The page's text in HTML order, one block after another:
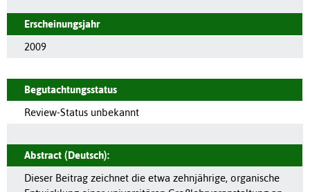
Erscheinungsjahr
2009
Begutachtungsstatus
Review-Status unbekannt
Abstract (Deutsch):
Dieser Beitrag zeichnet die etwa zehnjährige, organische